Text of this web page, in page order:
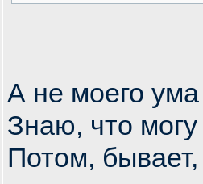
А не моего
Знаю, что
Потом,